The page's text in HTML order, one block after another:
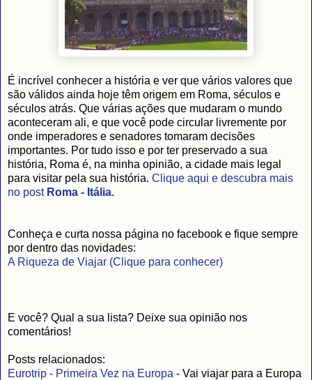
É incrível conhecer a história e ver que vários valores que
são válidos ainda hoje têm origem em Roma, séculos e
séculos atrás. Que várias ações que mudaram o mundo
aconteceram ali, e que você pode circular livremente por
onde imperadores e senadores tomaram decisões
importantes. Por tudo isso e por ter preservado a sua
história, Roma é, na minha opinião, a cidade mais legal
para visitar pela sua história. Clique aqui e descubra mais
no post Roma - Itália.
Conheça e curta nossa página no facebook e fique sempre
por dentro das novidades:
A Riqueza de Viajar (Clique para conhecer)
E você? Qual a sua lista? Deixe sua opinião nos
comentários!
Posts relacionados:
Eurotrip - Primeira Vez na Europa - Vai viajar para a Europa